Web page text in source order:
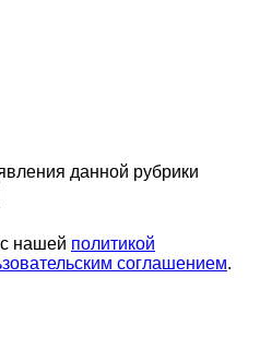
данной рубрики
нашей политикой
соглашением.